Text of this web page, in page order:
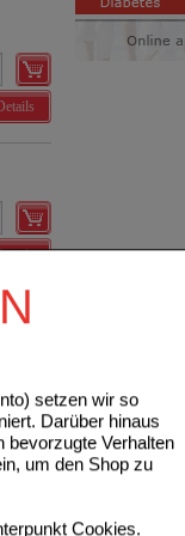
setzen wir so
Darüber hinaus
bevorzugte Verhalten
um den Shop zu
Cookies.